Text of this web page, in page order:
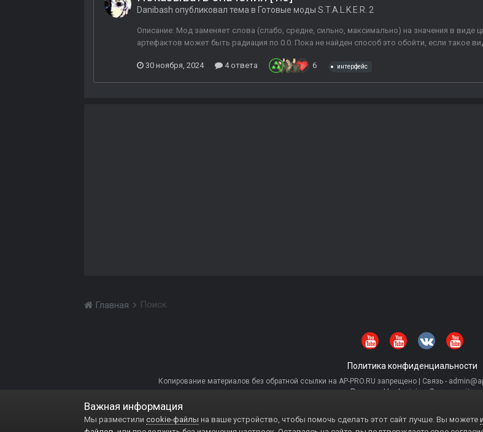
Danibash опубликовал тема в Готовые моды S.T.A.L.K.E.R. 2
Описание: Мод заменяет слова (слабо, средне, сильно, максимально) на значения в виде
артефактов может быть радиация по 0.0. Пока не найден способ это обойти, если такое
30 ноября, 2024 4 ответа 6 интерфейс
Главная Поиск
Политика конфиденциальности
Копирование материалов без обратной ссылки на AP-PRO.RU запрещено | Связь -
Powered by Invision Community
Важная информация
Мы разместили cookie-файлы на ваше устройство, чтобы помочь сделать этот сайт лучше. Вы можете